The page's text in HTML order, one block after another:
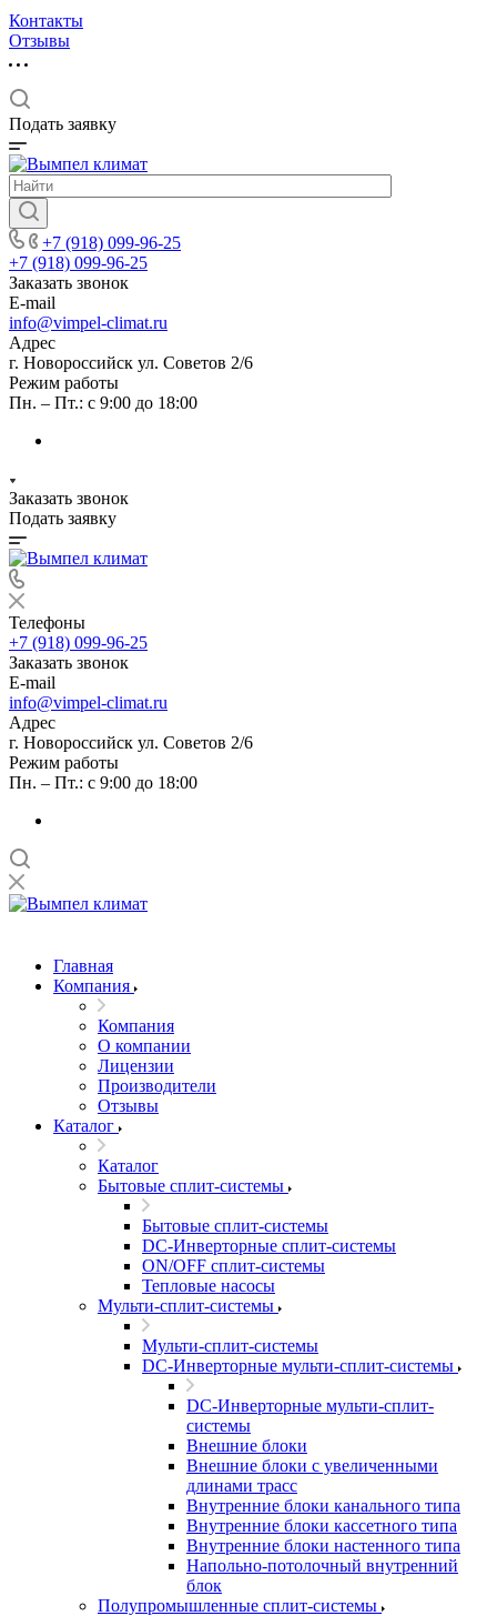
Контакты
Отзывы
Подать заявку
+7 (918) 099-96-25
+7 (918) 099-96-25
Заказать звонок
E-mail
info@vimpel-climat.ru
Адрес
г. Новороссийск ул. Советов 2/6
Режим работы
Пн. – Пт.: с 9:00 до 18:00
Заказать звонок
Подать заявку
Телефоны
+7 (918) 099-96-25
Заказать звонок
E-mail
info@vimpel-climat.ru
Адрес
г. Новороссийск ул. Советов 2/6
Режим работы
Пн. – Пт.: с 9:00 до 18:00
Главная
Компания
Компания
О компании
Лицензии
Производители
Отзывы
Каталог
Каталог
Бытовые сплит-системы
Бытовые сплит-системы
DC-Инверторные сплит-системы
ON/OFF сплит-системы
Тепловые насосы
Мульти-сплит-системы
Мульти-сплит-системы
DC-Инверторные мульти-сплит-системы
DC-Инверторные мульти-сплит-
системы
Внешние блоки
Внешние блоки с увеличенными
длинами трасс
Внутренние блоки канального типа
Внутренние блоки кассетного типа
Внутренние блоки настенного типа
Напольно-потолочный внутренний
блок
Полупромышленные сплит-системы